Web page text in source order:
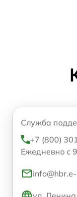
Служба
+7 (800)
Ежедневно с